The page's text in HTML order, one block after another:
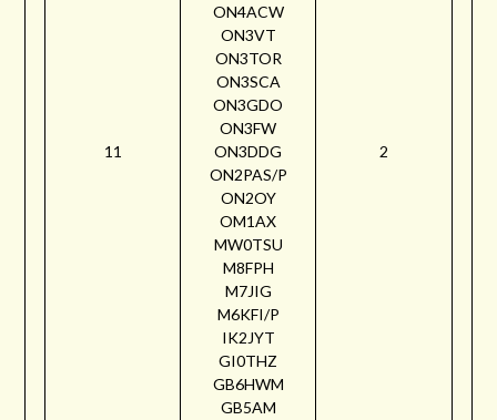
11
ON4ACW
ON3VT
ON3TOR
ON3SCA
ON3GDO
ON3FW
ON3DDG
ON2PAS/P
ON2OY
OM1AX
MW0TSU
M8FPH
M7JIG
M6KFI/P
IK2JYT
GI0THZ
GB6HWM
GB5AM
2